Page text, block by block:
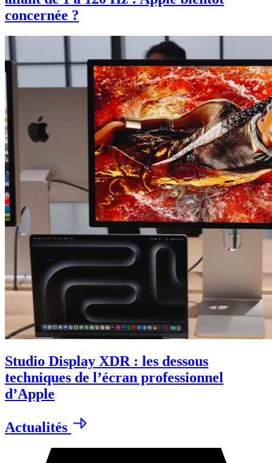
concernée ?
Studio Display XDR : les dessous
techniques de l’écran professionnel
d’Apple
Actualités